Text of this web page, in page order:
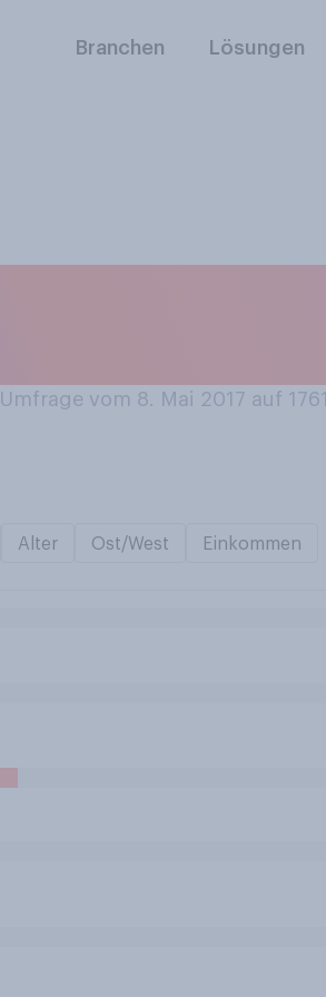
Branchen Lösungen
Umfrage vom 8. Mai 2017 auf 1761
Alter Ost/West Einkommen